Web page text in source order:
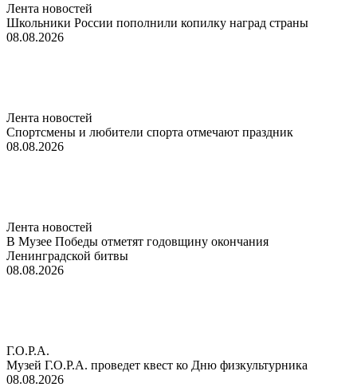
Лента новостей
Школьники России пополнили копилку наград страны
08.08.2026
Лента новостей
Спортсмены и любители спорта отмечают праздник
08.08.2026
Лента новостей
В Музее Победы отметят годовщину окончания
Ленинградской битвы
08.08.2026
Г.О.Р.А.
Музей Г.О.Р.А. проведет квест ко Дню физкультурника
08.08.2026